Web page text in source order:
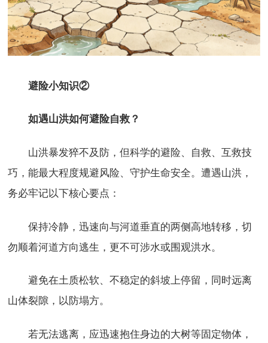
避险小知识②
如遇山洪如何避险自救？
山洪暴发猝不及防，但科学的避险、自救、互救技
巧，能最大程度规避风险、守护生命安全。遭遇山洪，
务必牢记以下核心要点：
保持冷静，迅速向与河道垂直的两侧高地转移，切
勿顺着河道方向逃生，更不可涉水或围观洪水。
避免在土质松软、不稳定的斜坡上停留，同时远离
山体裂隙，以防塌方。
若无法逃离，应迅速抱住身边的大树等固定物体，